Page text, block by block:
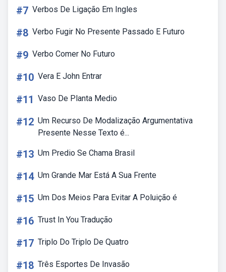
#7 Verbos De Ligação Em Ingles
#8 Verbo Fugir No Presente Passado E Futuro
#9 Verbo Comer No Futuro
#10 Vera E John Entrar
#11 Vaso De Planta Medio
#12 Um Recurso De Modalização Argumentativa
Presente Nesse Texto é...
#13 Um Predio Se Chama Brasil
#14 Um Grande Mar Está A Sua Frente
#15 Um Dos Meios Para Evitar A Poluição é
#16 Trust In You Tradução
#17 Triplo Do Triplo De Quatro
#18 Três Esportes De Invasão